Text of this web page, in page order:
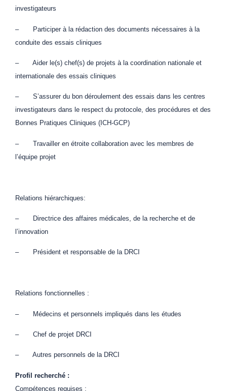
investigateurs
– Participer à la rédaction des documents nécessaires à la
conduite des essais cliniques
– Aider le(s) chef(s) de projets à la coordination nationale et
internationale des essais cliniques
– S’assurer du bon déroulement des essais dans les centres
investigateurs dans le respect du protocole, des procédures et des
Bonnes Pratiques Cliniques (ICH-GCP)
– Travailler en étroite collaboration avec les membres de
l’équipe projet
Relations hiérarchiques:
– Directrice des affaires médicales, de la recherche et de
l’innovation
– Président et responsable de la DRCI
Relations fonctionnelles :
– Médecins et personnels impliqués dans les études
– Chef de projet DRCI
– Autres personnels de la DRCI
Profil recherché :
Compétences requises :